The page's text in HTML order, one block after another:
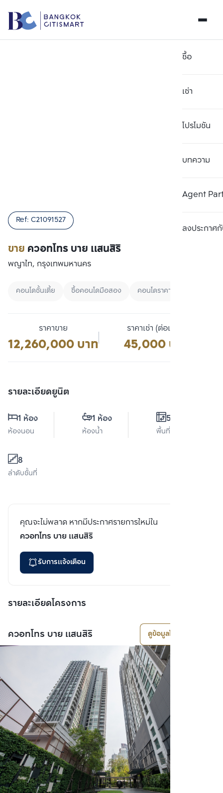
ซื้อ
เช่า
โปรโมชัน
บทความ
Agent
ลงประกาศกั
ขาย ควอทโทร บาย แสนสิริ
Ref: C21091527
พญาไท, กรุงเทพมหานคร
คอนโดชั้นเตี้ย ซื้อคอนโดมือสอง คอนโดราคา 10 ล้านบาท -
ราคาขาย
12,260,000 บาท
ราคาเช่า (ต่อเดือน)
45,000 บาท
รายละเอียดยูนิต
1 ห้อง
ห้องนอน
1 ห้อง
ห้องน้ำ
50 ตร.ม.
พื้นที่ใช้สอย
8
ลำดับชั้นที่
คุณจะไม่พลาด หากมีประกาศรายการใหม่ใน
ควอทโทร บาย แสนสิริ
รับการแจ้งเตือน
รายละเอียดโครงการ
ควอทโทร บาย แสนสิริ ดูข้อมูลโครงการ